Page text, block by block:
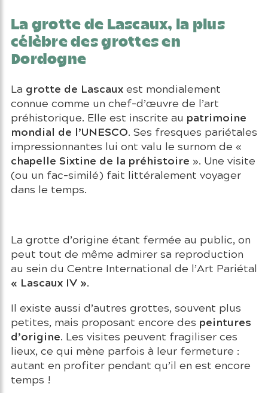
La grotte de Lascaux, la plus
célèbre des grottes en
Dordogne
La grotte de Lascauxest mondialement
connue comme un chef-d’œuvre de l’art
préhistorique. Elle est inscrite au patrimoine
mondial de l’UNESCO. Ses fresques pariétales
impressionnantes lui ont valu le surnom de «
chapelle Sixtine de la préhistoire ». Une visite
(ou un fac-similé) fait littéralement voyager
dans le temps.
La grotte d’origine étant fermée au public, on
peut tout de même admirer sa reproduction
au sein du Centre International de l’Art Pariétal
« Lascaux IV ».
Il existe aussi d’autres grottes, souvent plus
petites, mais proposant encore des peintures
d’origine. Les visites peuvent fragiliser ces
lieux, ce qui mène parfois à leur fermeture :
autant en profiter pendant qu’il en est encore
temps !